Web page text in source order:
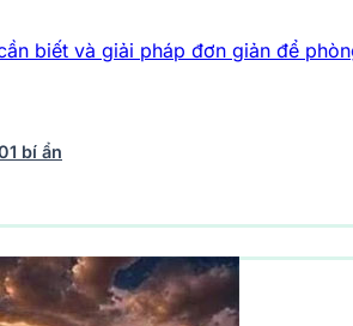
pháp đơn giản để phòng chốngNASA
bí ẩn